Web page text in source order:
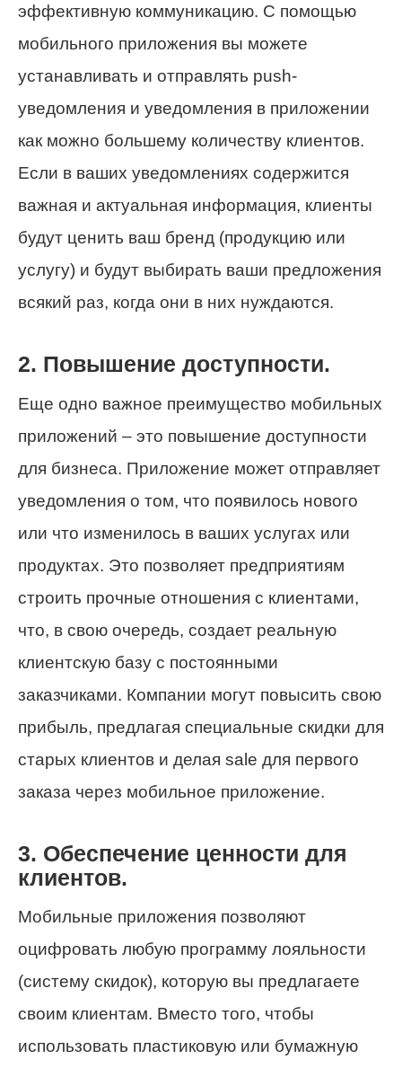
эффективную коммуникацию. С помощью
мобильного приложения вы можете
устанавливать и отправлять push-
уведомления и уведомления в приложении
как можно большему количеству клиентов.
Если в ваших уведомлениях содержится
важная и актуальная информация, клиенты
будут ценить ваш бренд (продукцию или
услугу) и будут выбирать ваши предложения
всякий раз, когда они в них нуждаются.
2. Повышение доступности.
Еще одно важное преимущество мобильных
приложений – это повышение доступности
для бизнеса. Приложение может отправляет
уведомления о том, что появилось нового
или что изменилось в ваших услугах или
продуктах. Это позволяет предприятиям
строить прочные отношения с клиентами,
что, в свою очередь, создает реальную
клиентскую базу с постоянными
заказчиками. Компании могут повысить свою
прибыль, предлагая специальные скидки для
старых клиентов и делая sale для первого
заказа через мобильное приложение.
3. Обеспечение ценности для
клиентов.
Мобильные приложения позволяют
оцифровать любую программу лояльности
(систему скидок), которую вы предлагаете
своим клиентам. Вместо того, чтобы
использовать пластиковую или бумажную